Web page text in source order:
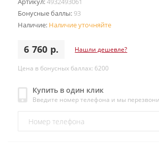
Бонусные баллы: 93
Наличие: Наличие уточняйте
6 760 р. Нашли дешевле?
Цена в бонусных баллах: 6200
Купить в один клик
Введите номер телефона и мы